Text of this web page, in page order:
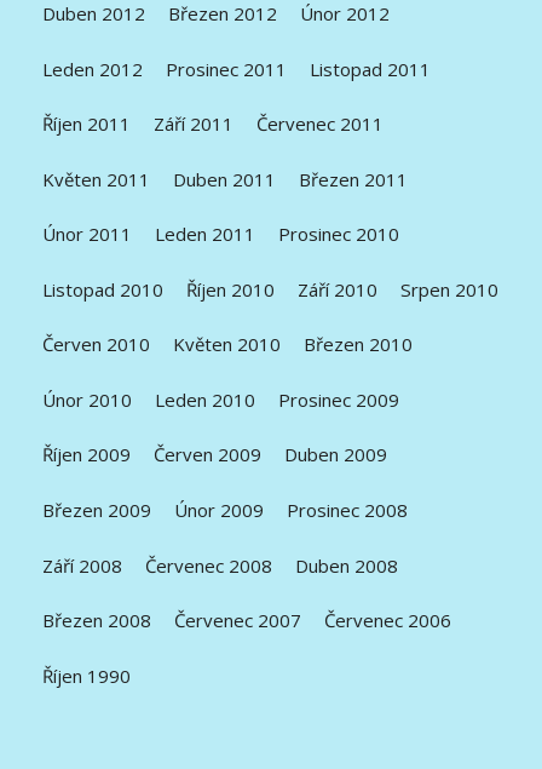
Duben 2012 Březen 2012 Únor 2012
Leden 2012 Prosinec 2011 Listopad 2011
Říjen 2011 Září 2011 Červenec 2011
Květen 2011 Duben 2011 Březen 2011
Únor 2011 Leden 2011 Prosinec 2010
Listopad 2010 Říjen 2010 Září 2010 Srpen 2010
Červen 2010 Květen 2010 Březen 2010
Únor 2010 Leden 2010 Prosinec 2009
Říjen 2009 Červen 2009 Duben 2009
Březen 2009 Únor 2009 Prosinec 2008
Září 2008 Červenec 2008 Duben 2008
Březen 2008 Červenec 2007 Červenec 2006
Říjen 1990